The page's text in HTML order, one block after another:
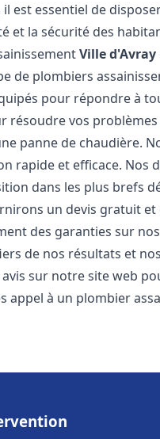
il est essentiel de
et la sécurité des
Ville d'Avray
de plombiers
pour répondre à
vos
panne de chaudière.
rapide et efficace. Nos
dans les plus brefs
un devis gratuit et
des garanties sur
de nos résultats et
sur notre site web
appel à un plombier